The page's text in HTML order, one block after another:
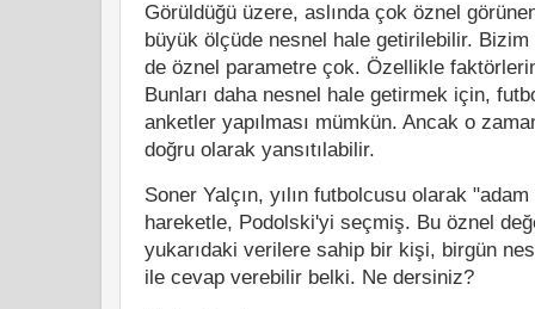
Görüldüğü üzere, aslında çok öznel
büyük ölçüde nesnel hale getirilebilir.
de öznel parametre çok. Özellikle
Bunları daha nesnel hale getirmek için,
anketler yapılması mümkün. Ancak o
doğru olarak yansıtılabilir.
Soner Yalçın, yılın futbolcusu olarak
hareketle, Podolski'yi seçmiş. Bu öznel
yukarıdaki verilere sahip bir kişi, birgün
ile cevap verebilir belki. Ne dersiniz?